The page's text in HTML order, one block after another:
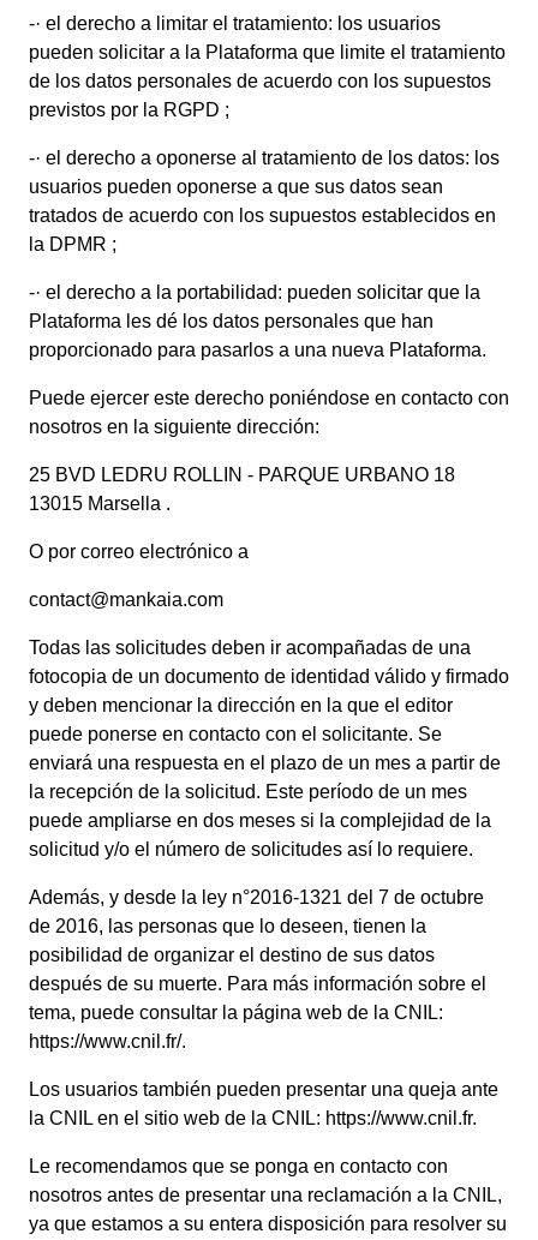
-· el derecho a limitar el tratamiento: los usuarios
pueden solicitar a la Plataforma que limite el tratamiento
de los datos personales de acuerdo con los supuestos
previstos por la RGPD ;
-· el derecho a oponerse al tratamiento de los datos: los
usuarios pueden oponerse a que sus datos sean
tratados de acuerdo con los supuestos establecidos en
la DPMR ;
-· el derecho a la portabilidad: pueden solicitar que la
Plataforma les dé los datos personales que han
proporcionado para pasarlos a una nueva Plataforma.
Puede ejercer este derecho poniéndose en contacto con
nosotros en la siguiente dirección:
25 BVD LEDRU ROLLIN - PARQUE URBANO 18
13015 Marsella .
O por correo electrónico a
contact@mankaia.com
Todas las solicitudes deben ir acompañadas de una
fotocopia de un documento de identidad válido y firmado
y deben mencionar la dirección en la que el editor
puede ponerse en contacto con el solicitante. Se
enviará una respuesta en el plazo de un mes a partir de
la recepción de la solicitud. Este período de un mes
puede ampliarse en dos meses si la complejidad de la
solicitud y/o el número de solicitudes así lo requiere.
Además, y desde la ley n°2016-1321 del 7 de octubre
de 2016, las personas que lo deseen, tienen la
posibilidad de organizar el destino de sus datos
después de su muerte. Para más información sobre el
tema, puede consultar la página web de la CNIL:
https://www.cnil.fr/.
Los usuarios también pueden presentar una queja ante
la CNIL en el sitio web de la CNIL: https://www.cnil.fr.
Le recomendamos que se ponga en contacto con
nosotros antes de presentar una reclamación a la CNIL,
ya que estamos a su entera disposición para resolver su